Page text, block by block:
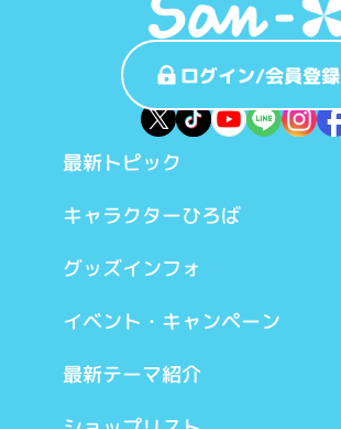
ログイン/会員登録
最新トピック
キャラクターひろば
グッズインフォ
イベント・キャンペーン
最新テーマ紹介